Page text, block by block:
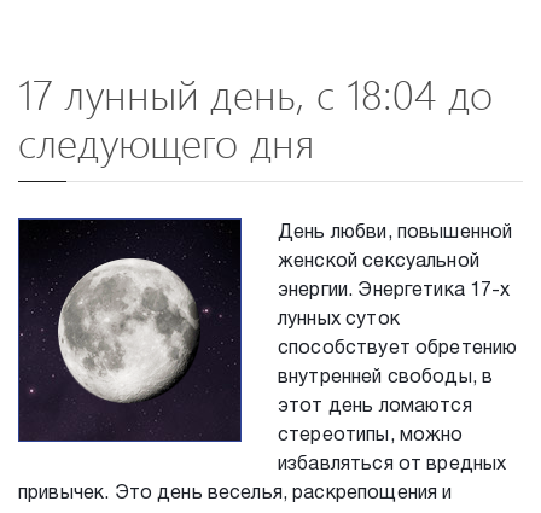
17 лунный день, с 18:04 до
следующего дня
День любви, повышенной
женской сексуальной
энергии. Энергетика 17-х
лунных суток
способствует обретению
внутренней свободы, в
этот день ломаются
стереотипы, можно
избавляться от вредных
привычек. Это день веселья, раскрепощения и